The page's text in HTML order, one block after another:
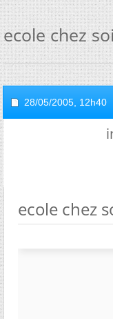
ecole chez
28/05/2005, 12h40
ecole chez